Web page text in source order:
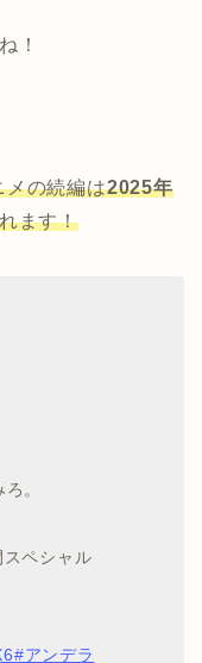
！
メの続編は2025年
ます！
。
スペシャル
#アンデラ